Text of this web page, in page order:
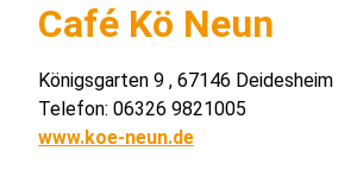
Café Kö Neun
Königsgarten 9 , 67146 Deidesheim
Telefon: 06326 9821005
www.koe-neun.de